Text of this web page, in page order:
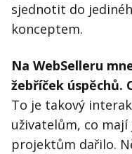
sjednotit do
konceptem.
Na WebSelleru
žebříček úspěchů.
To je takový
uživatelům, co
projektům dařilo.